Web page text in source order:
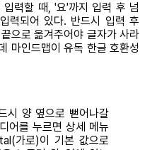
력할 때, '요'까지 입력 후 넘
력되어 있다. 반드시 입력 후
으로 옮겨주어야 글자가 사라
마인드맵이 유독 한글 호환성
시 양 옆으로 뻗어나갈
어를 누르면 상세 메뉴
가로)이 기본 값으로